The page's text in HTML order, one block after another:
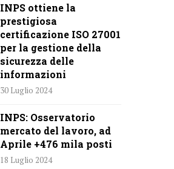
INPS ottiene la
prestigiosa
certificazione ISO 27001
per la gestione della
sicurezza delle
informazioni
30 Luglio 2024
INPS: Osservatorio
mercato del lavoro, ad
Aprile +476 mila posti
18 Luglio 2024